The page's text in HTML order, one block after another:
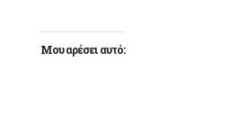
Μου αρέσει αυτό: